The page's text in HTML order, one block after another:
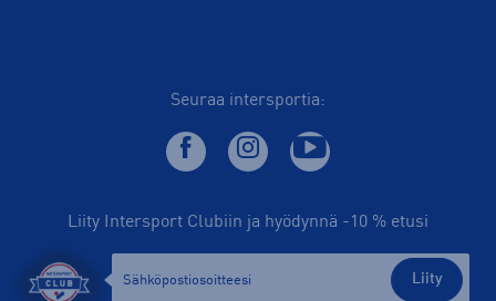
Seuraa intersportia:
Liity Intersport Clubiin ja hyödynnä -10 % etusi
Liity